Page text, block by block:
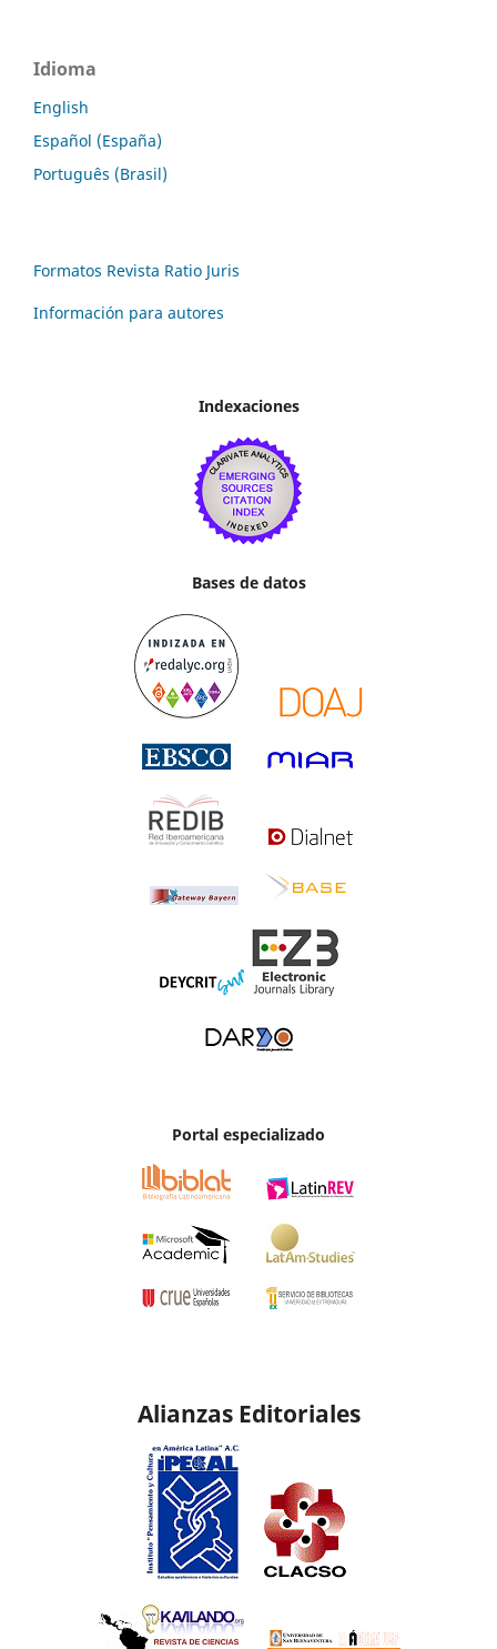
Idioma
English
Español (España)
Português (Brasil)
Formatos Revista Ratio Juris
Información para autores
Indexaciones
Bases de datos
Portal especializado
Alianzas Editoriales